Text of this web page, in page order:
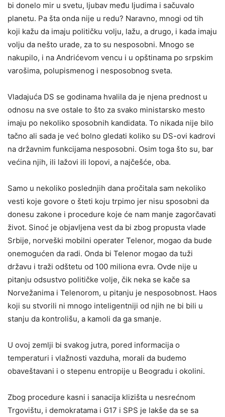
bi donelo mir u svetu, ljubav među ljudima i sačuvalo
planetu. Pa šta onda nije u redu? Naravno, mnogi od tih
koji kažu da imaju političku volju, lažu, a drugo, i kada imaju
volju da nešto urade, za to su nesposobni. Mnogo se
nakupilo, i na Andrićevom vencu i u opštinama po srpskim
varošima, polupismenog i nesposobnog sveta.
Vladajuća DS se godinama hvalila da je njena prednost u
odnosu na sve ostale to što za svako ministarsko mesto
imaju po nekoliko sposobnih kandidata. To nikada nije bilo
tačno ali sada je već bolno gledati koliko su DS-ovi kadrovi
na državnim funkcijama nesposobni. Osim toga što su, bar
većina njih, ili lažovi ili lopovi, a najčešće, oba.
Samo u nekoliko poslednjih dana pročitala sam nekoliko
vesti koje govore o šteti koju trpimo jer nisu sposobni da
donesu zakone i procedure koje će nam manje zagorčavati
život. Sinoć je objavljena vest da bi zbog propusta vlade
Srbije, norveški mobilni operater Telenor, mogao da bude
onemogućen da radi. Onda bi Telenor mogao da tuži
državu i traži odštetu od 100 miliona evra. Ovde nije u
pitanju odsustvo političke volje, čik neka se kače sa
Norvežanima i Telenorom, u pitanju je nesposobnost. Haos
koji su stvorili ni mnogo inteligentniji od njih ne bi bili u
stanju da kontrolišu, a kamoli da ga smanje.
U ovoj zemlji bi svakog jutra, pored informacija o
temperaturi i vlažnosti vazduha, morali da budemo
obaveštavani i o stepenu entropije u Beogradu i okolini.
Zbog procedure kasni i sanacija klizišta u nesrećnom
Trgovištu, i demokratama i G17 i SPS je lakše da se sa